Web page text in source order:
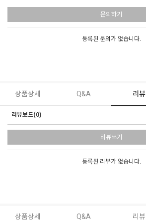
문의하기
등록된 문의가 없습니다.
상품상세 Q&A 리뷰
리뷰보드(0)
리뷰쓰기
등록된 리뷰가 없습니다.
상품상세 Q&A 리뷰